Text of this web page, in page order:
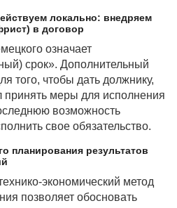
локально: внедряем
в договор
означает
срок». Дополнительный
того, чтобы дать должнику,
меры для исполнения
возможность
свое обязательство.
планирования результатов
экономический метод
позволяет обосновать